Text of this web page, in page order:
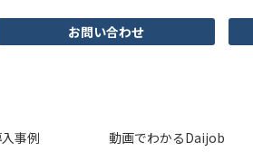
お問い合わせ
事例 動画でわかるDaijob